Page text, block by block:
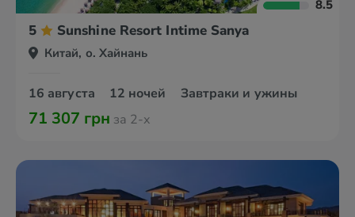
8.5
5 Sunshine Resort Intime Sanya
Китай, о. Хайнань
16 августа 12 ночей Завтраки и ужины
71 307 грн за 2-х